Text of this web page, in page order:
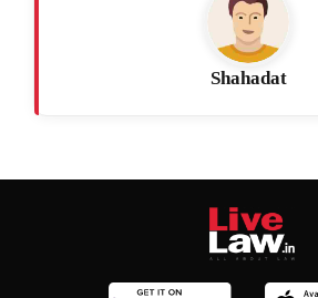
Shahadat